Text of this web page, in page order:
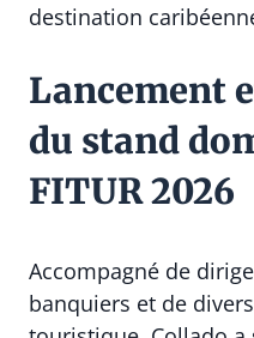
destination
Lancement
du stand
FITUR 2026
Accompagné de
banquiers et de